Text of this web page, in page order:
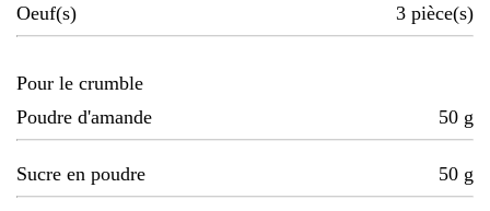
Oeuf(s) 3 pièce(s)
Pour le crumble
Poudre d'amande
50 g
Sucre en poudre 50 g